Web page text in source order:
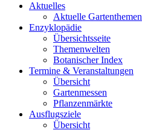
Aktuelles
Aktuelle Gartenthemen
Enzyklopädie
Übersichtsseite
Themenwelten
Botanischer Index
Termine & Veranstaltungen
Übersicht
Gartenmessen
Pflanzenmärkte
Ausflugsziele
Übersicht